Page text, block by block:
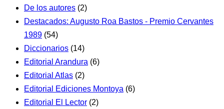
De los autores (2)
Destacados: Augusto Roa Bastos - Premio Cervantes
1989 (54)
Diccionarios (14)
Editorial Arandura (6)
Editorial Atlas (2)
Editorial Ediciones Montoya (6)
Editorial El Lector (2)